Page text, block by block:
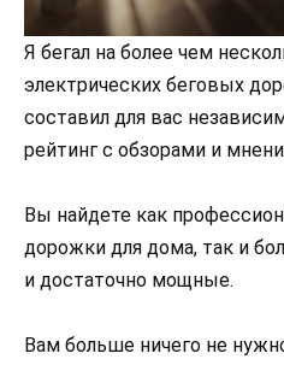
Я бегал на более чем
электрических беговых
составил для вас
рейтинг с обзорами и
Вы найдете как
дорожки для дома, так и
и достаточно мощные.
Вам больше ничего не